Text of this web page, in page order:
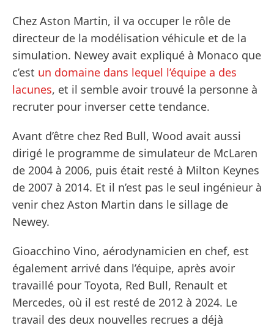
Chez Aston Martin, il va occuper le rôle de
directeur de la modélisation véhicule et de la
simulation. Newey avait expliqué à Monaco que
c’est un domaine dans lequel l’équipe a des
lacunes, et il semble avoir trouvé la personne à
recruter pour inverser cette tendance.
Avant d’être chez Red Bull, Wood avait aussi
dirigé le programme de simulateur de McLaren
de 2004 à 2006, puis était resté à Milton Keynes
de 2007 à 2014. Et il n’est pas le seul ingénieur à
venir chez Aston Martin dans le sillage de
Newey.
Gioacchino Vino, aérodynamicien en chef, est
également arrivé dans l’équipe, après avoir
travaillé pour Toyota, Red Bull, Renault et
Mercedes, où il est resté de 2012 à 2024. Le
travail des deux nouvelles recrues a déjà